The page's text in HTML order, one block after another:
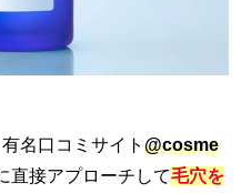
名口コミサイト @cosme
直接アプローチして毛穴を